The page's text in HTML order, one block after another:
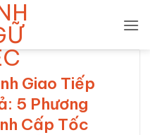
Giao Tiếp
5 Phương
Cấp Tốc